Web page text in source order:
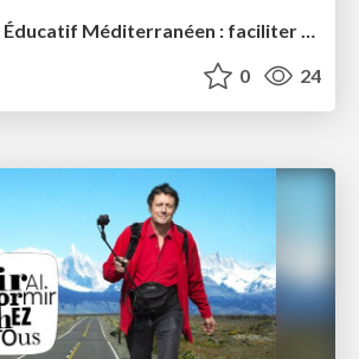
L'observatoire Éducatif Méditerranéen : faciliter l'accès aux données de recherche pour l’enseignement des Géosciences et l’Education au Développement
0 24